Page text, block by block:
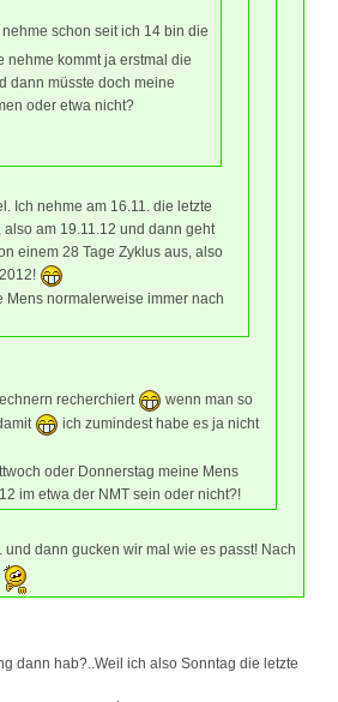
schon seit ich 14 bin die
nehme kommt ja erstmal die
dann müsste doch meine
oder etwa nicht?
Ich nehme am 16.11. die letzte
am 19.11.12 und dann geht
einem 28 Tage Zyklus aus, also
normalerweise immer nach
recherchiert
wenn man so
ich zumindest habe es ja nicht
oder Donnerstag meine Mens
im etwa der NMT sein oder nicht?!
dann gucken wir mal wie es passt! Nach
dann hab?..Weil ich also Sonntag die letzte